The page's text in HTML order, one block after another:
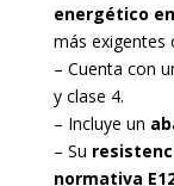
energético
más exigentes
– Cuenta con
y clase 4.
– Incluye un
– Su
normativa